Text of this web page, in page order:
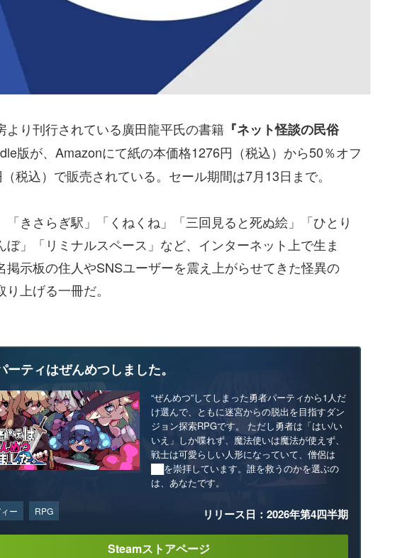
より刊行されている廣田龍平氏の書籍 『ネット怪談の民俗
版が、Amazonにて紙の本価格1276円（税込）から50％オフ
税込）で販売されている。セール期間は7月13日まで。
「きさらぎ駅」「くねくね」「三回見ると死ぬ絵」「ひとり
ぼ」「リミナルスペース」など、インターネット上で生ま
掲示板の住人やSNSユーザーを震え上がらせてきた怪異の
り上げる一冊だ。
ーティはぜんめつしました。
“ぜんめつ”してしまった勇者パーティから1人だ
け選んで、ともに迷宮からの脱出を目指すダン
ジョン探索RPGです。 ただし勇者は「はい/い
いえ」しか喋れず、魔法使いは魔法が使えず、
戦士は可愛らしい人形になっていて、僧侶は
██を崇拝しています。誰を救うのかを選ぶの
は、あなたです。
ー RPG リリース日：2026年第4四半期
Steamストアページ